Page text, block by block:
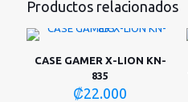
Productos relacionados
CASE GAMER X-LION KN-
835
₡22.000